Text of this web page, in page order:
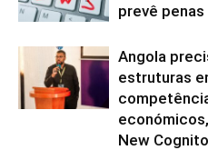
prevê
Angola
estruturas
New Cognito